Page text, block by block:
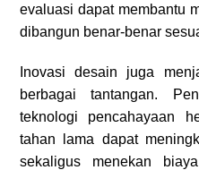
evaluasi dapat membantu
dibangun benar-benar
Inovasi desain juga
berbagai tantangan.
teknologi pencahayaan
tahan lama dapat
sekaligus menekan